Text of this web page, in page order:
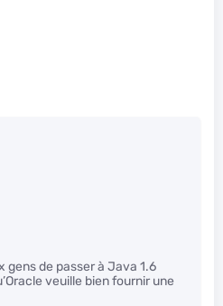
de passer à Java 1.6
veuille bien fournir une